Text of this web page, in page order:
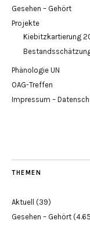
Gesehen – Gehört
Projekte
Kiebitzkartierung
Phänologie UN
OAG-Treffen
Impressum –
THEMEN
Aktuell (39)
Gesehen – Gehört